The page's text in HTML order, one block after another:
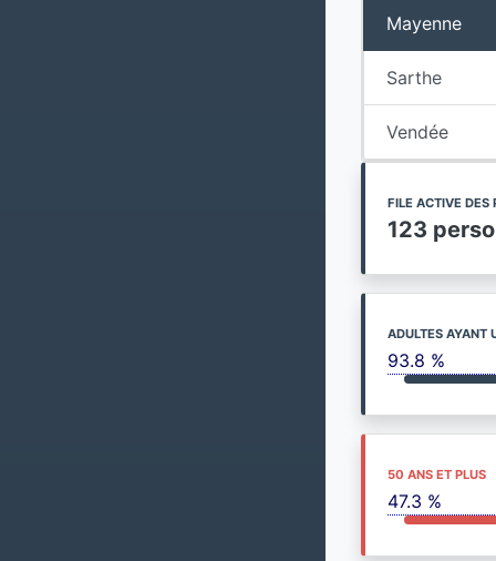
Mayenne
Sarthe
Vendée
FILE ACTIVE DES
123
ADULTES AYANT
93.8 %
50 ANS ET PLUS
47.3 %